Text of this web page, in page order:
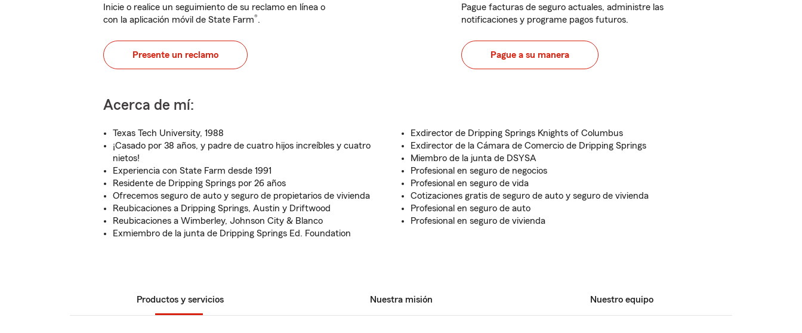
Inicie o realice un seguimiento de su reclamo en línea o
con la aplicación móvil de State Farm®.
Presente un reclamo
Pague facturas de seguro actuales, administre las
notificaciones y programe pagos futuros.
Pague a su manera
Acerca de mí:
Texas Tech University, 1988
¡Casado por 38 años, y padre de cuatro hijos increíbles y cuatro
nietos!
Experiencia con State Farm desde 1991
Residente de Dripping Springs por 26 años
Ofrecemos seguro de auto y seguro de propietarios de vivienda
Reubicaciones a Dripping Springs, Austin y Driftwood
Reubicaciones a Wimberley, Johnson City & Blanco
Exmiembro de la junta de Dripping Springs Ed. Foundation
Exdirector de Dripping Springs Knights of Columbus
Exdirector de la Cámara de Comercio de Dripping Springs
Miembro de la junta de DSYSA
Profesional en seguro de negocios
Profesional en seguro de vida
Cotizaciones gratis de seguro de auto y seguro de vivienda
Profesional en seguro de auto
Profesional en seguro de vivienda
Productos y servicios Nuestra misión Nuestro equipo